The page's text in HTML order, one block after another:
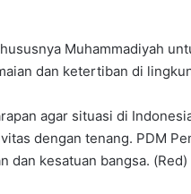
Muhammadiyah
dan ketertiban di
agar situasi di
dengan tenang. PDM
dan kesatuan bangsa. (Red)